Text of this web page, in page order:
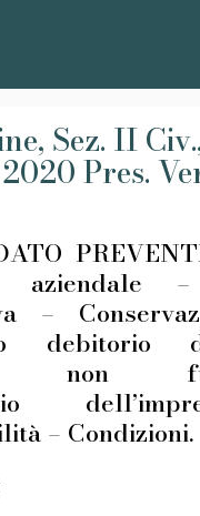
Sez. II
Pres.
aziendale
–
debitorio
non
– Condizioni.